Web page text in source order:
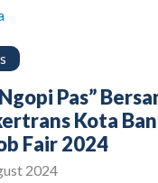
Pas”
Kota
Fair 2024
2024